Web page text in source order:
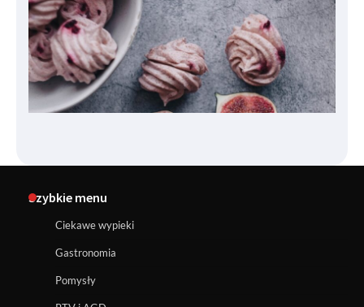
Szybkie menu
Ciekawe wypieki
Gastronomia
Pomysły